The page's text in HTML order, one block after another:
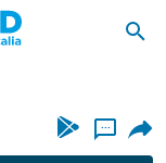
...